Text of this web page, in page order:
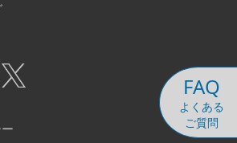
FAQ
よくある
ご質問